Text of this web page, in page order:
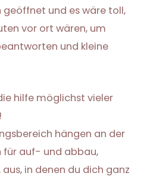
und es wäre toll,
vor ort wären, um
und kleine
hilfe möglichst vieler
hängen an der
für auf- und abbau,
in denen du dich ganz